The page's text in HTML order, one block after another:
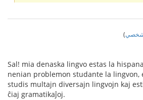
)
Sal! mia denaska lingvo estas la
nenian problemon studante la lingvon,
studis multajn diversajn lingvojn kaj
ĉiaj gramatikaĵoj.